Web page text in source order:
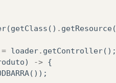
(getClass () . getResource(
= loader. getController();
) -> {
());